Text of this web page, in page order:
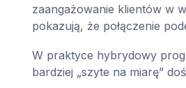
zaangażowanie klientów w
pokazują, że połączenie
W praktyce hybrydowy
bardziej „szyte na miarę”